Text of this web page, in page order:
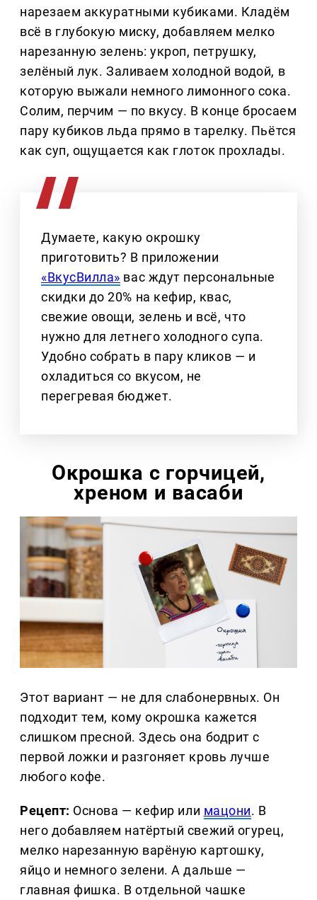
нарезаем аккуратными кубиками. Кладём
всё в глубокую миску, добавляем мелко
нарезанную зелень: укроп, петрушку,
зелёный лук. Заливаем холодной водой, в
которую выжали немного лимонного сока.
Солим, перчим — по вкусу. В конце бросаем
пару кубиков льда прямо в тарелку. Пьётся
как суп, ощущается как глоток прохлады.
Думаете, какую окрошку
приготовить? В приложении
«ВкусВилла» вас ждут персональные
скидки до 20% на кефир, квас,
свежие овощи, зелень и всё, что
нужно для летнего холодного супа.
Удобно собрать в пару кликов — и
охладиться со вкусом, не
перегревая бюджет.
Окрошка с горчицей,
хреном и васаби
Этот вариант — не для слабонервных. Он
подходит тем, кому окрошка кажется
слишком пресной. Здесь она бодрит с
первой ложки и разгоняет кровь лучше
любого кофе.
Рецепт: Основа — кефир или мацони. В
него добавляем натёртый свежий огурец,
мелко нарезанную варёную картошку,
яйцо и немного зелени. А дальше —
главная фишка. В отдельной чашке